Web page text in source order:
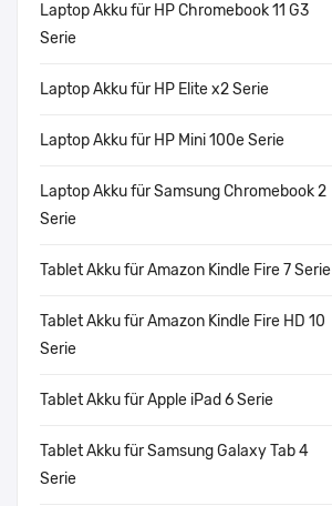
Laptop Akku für HP Chromebook 11 G3
Serie
Laptop Akku für HP Elite x2 Serie
Laptop Akku für HP Mini 100e Serie
Laptop Akku für Samsung Chromebook 2
Serie
Tablet Akku für Amazon Kindle Fire 7 Serie
Tablet Akku für Amazon Kindle Fire HD 10
Serie
Tablet Akku für Apple iPad 6 Serie
Tablet Akku für Samsung Galaxy Tab 4
Serie